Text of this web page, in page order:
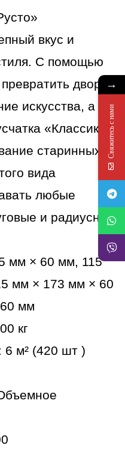
вкус и
С помощью
двор в
искусства, а
«Классика
старинных
вида
любые
и радиусные
мм × 60 мм, 115
мм × 173 мм × 60
мм
кг
6 м² (420 шт )
→
Свяжитесь с нами